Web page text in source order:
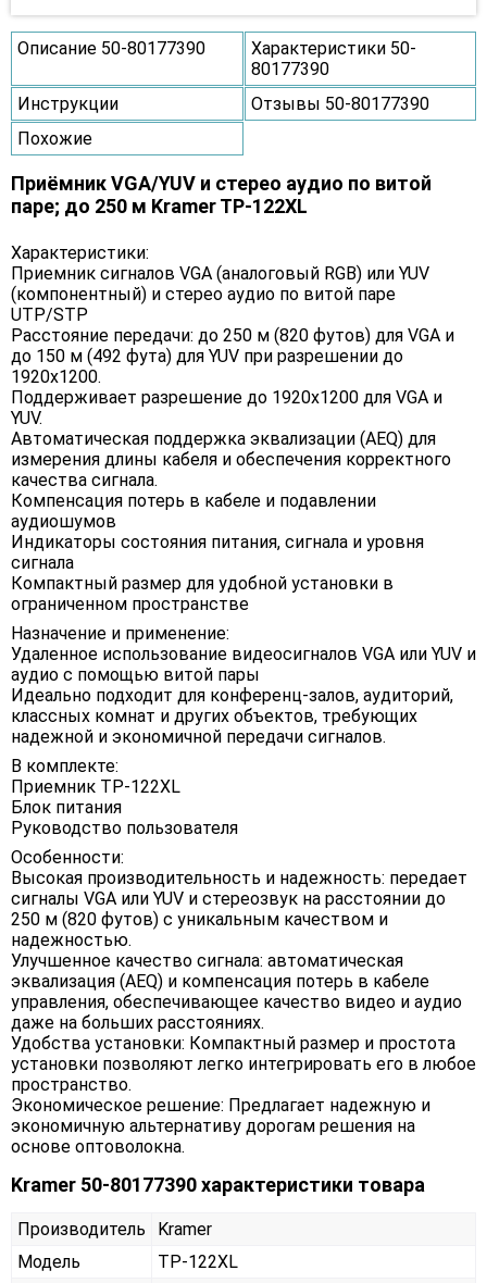
Описание 50-80177390
Характеристики 50-
80177390
Инструкции
Отзывы 50-80177390
Похожие
Приёмник VGA/YUV и стерео аудио по витой
паре; до 250 м Kramer TP-122XL
Характеристики:
Приемник сигналов VGA (аналоговый RGB) или YUV
(компонентный) и стерео аудио по витой паре
UTP/STP
Расстояние передачи: до 250 м (820 футов) для VGA и
до 150 м (492 фута) для YUV при разрешении до
1920х1200.
Поддерживает разрешение до 1920x1200 для VGA и
YUV.
Автоматическая поддержка эквализации (AEQ) для
измерения длины кабеля и обеспечения корректного
качества сигнала.
Компенсация потерь в кабеле и подавлении
аудиошумов
Индикаторы состояния питания, сигнала и уровня
сигнала
Компактный размер для удобной установки в
ограниченном пространстве
Назначение и применение:
Удаленное использование видеосигналов VGA или YUV и
аудио с помощью витой пары
Идеально подходит для конференц-залов, аудиторий,
классных комнат и других объектов, требующих
надежной и экономичной передачи сигналов.
В комплекте:
Приемник TP-122XL
Блок питания
Руководство пользователя
Особенности:
Высокая производительность и надежность: передает
сигналы VGA или YUV и стереозвук на расстоянии до
250 м (820 футов) с уникальным качеством и
надежностью.
Улучшенное качество сигнала: автоматическая
эквализация (AEQ) и компенсация потерь в кабеле
управления, обеспечивающее качество видео и аудио
даже на больших расстояниях.
Удобства установки: Компактный размер и простота
установки позволяют легко интегрировать его в любое
пространство.
Экономическое решение: Предлагает надежную и
экономичную альтернативу дорогам решения на
основе оптоволокна.
Kramer 50-80177390 характеристики товара
Производитель
Kramer
Модель
TP-122XL